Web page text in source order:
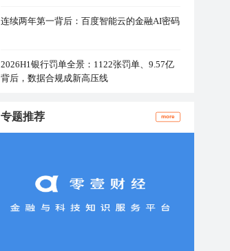
连续两年第一背后：百度智能云的金融AI密码
2026H1银行罚单全景：1122张罚单、9.57亿
背后，数据合规成新高压线
专题推荐 more